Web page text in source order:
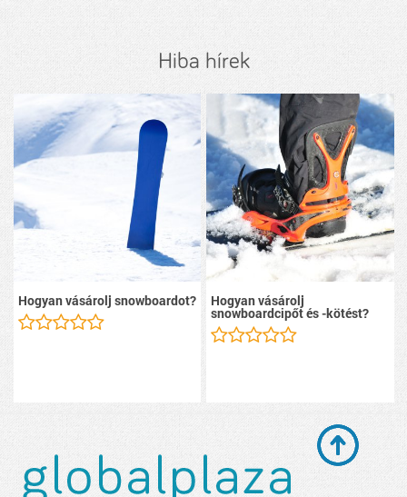
Hiba hírek
Hogyan vásárolj snowboardot? Hogyan vásárolj
snowboardcipőt és -kötést?